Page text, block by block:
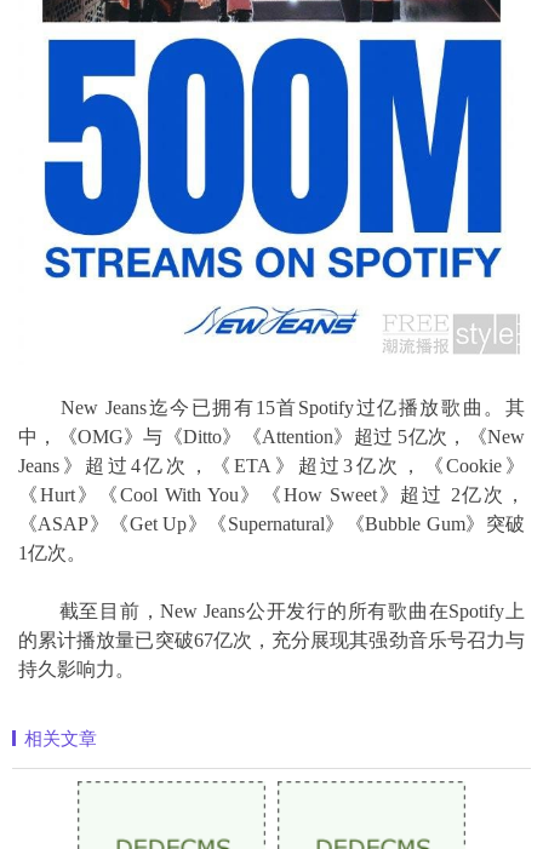
New Jeans迄今已拥有15首Spotify过亿播放歌曲。其
中，《OMG》与《Ditto》《Attention》超过 5亿次，《New
Jeans》超过4亿次，《ETA》超过3亿次，《Cookie》
《Hurt》《Cool With You》《How Sweet》超过 2亿次，
《ASAP》《Get Up》《Supernatural》《Bubble Gum》突破
1亿次。
截至目前，New Jeans公开发行的所有歌曲在Spotify上
的累计播放量已突破67亿次，充分展现其强劲音乐号召力与
持久影响力。
相关文章